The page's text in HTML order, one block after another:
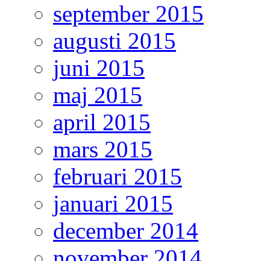
september 2015
augusti 2015
juni 2015
maj 2015
april 2015
mars 2015
februari 2015
januari 2015
december 2014